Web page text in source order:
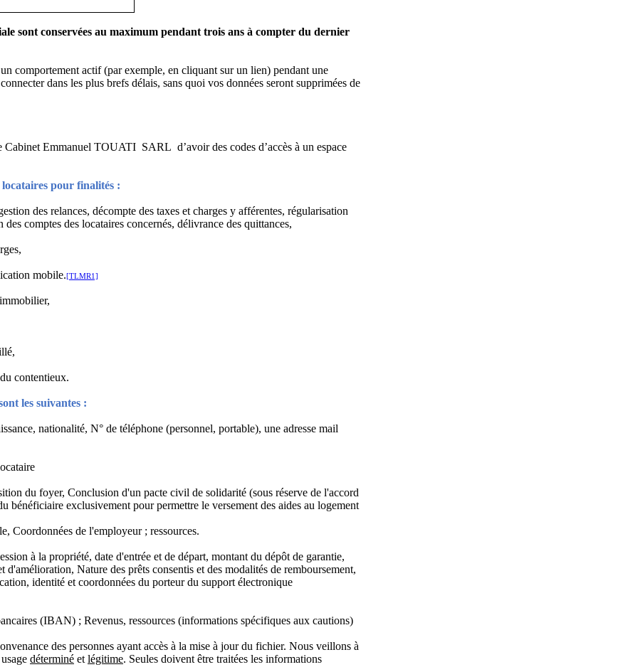
sont conservées au maximum pendant trois ans à compter du dernier
comportement actif (par exemple, en cliquant sur un lien) pendant une
dans les plus brefs délais, sans quoi vos données seront supprimées de
Cabinet Emmanuel TOUATI SARL d’avoir des codes d’accès à un espace
locataires pour finalités :
des relances, décompte des taxes et charges y afférentes, régularisation
comptes des locataires concernés, délivrance des quittances,
mobile.[TLMR1]
contentieux.
les suivantes :
nationalité, N° de téléphone (personnel, portable), une adresse mail
du foyer, Conclusion d'un pacte civil de solidarité (sous réserve de l'accord
bénéficiaire exclusivement pour permettre le versement des aides au logement
Coordonnées de l'employeur ; ressources.
à la propriété, date d'entrée et de départ, montant du dépôt de garantie,
Nature des prêts consentis et des modalités de remboursement,
identité et coordonnées du porteur du support électronique
(IBAN) ; Revenus, ressources (informations spécifiques aux cautions)
des personnes ayant accès à la mise à jour du fichier. Nous veillons à
déterminé et légitime. Seules doivent être traitées les informations